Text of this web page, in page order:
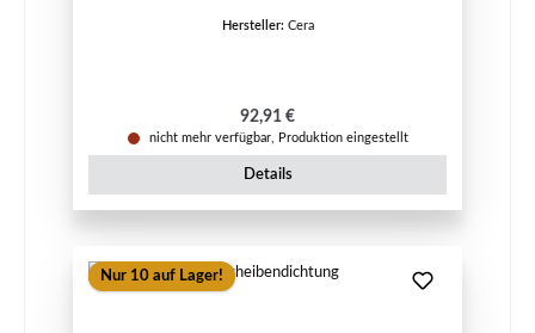
Hersteller: Cera
Regulärer Preis:
92,91 €
nicht mehr verfügbar, Produktion eingestellt
Details
Nur 10 auf Lager!